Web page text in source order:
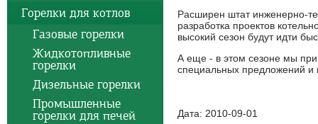
Расширен штат инженерно-
разработка проектов
высокий сезон будут идти
А еще - в этом сезоне мы
специальных предложений и
Дата: 2010-09-01
Горелки для котлов
Газовые горелки
Жидкотопливные
горелки
Дизельные горелки
Промышленные
горелки для печей